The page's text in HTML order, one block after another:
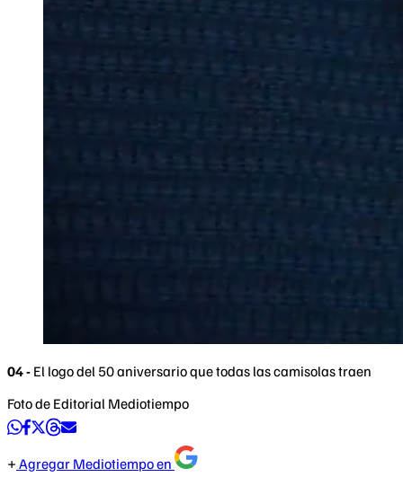
04 - El logo del 50 aniversario que todas las camisolas traen
Foto de Editorial Mediotiempo
Agregar Mediotiempo en